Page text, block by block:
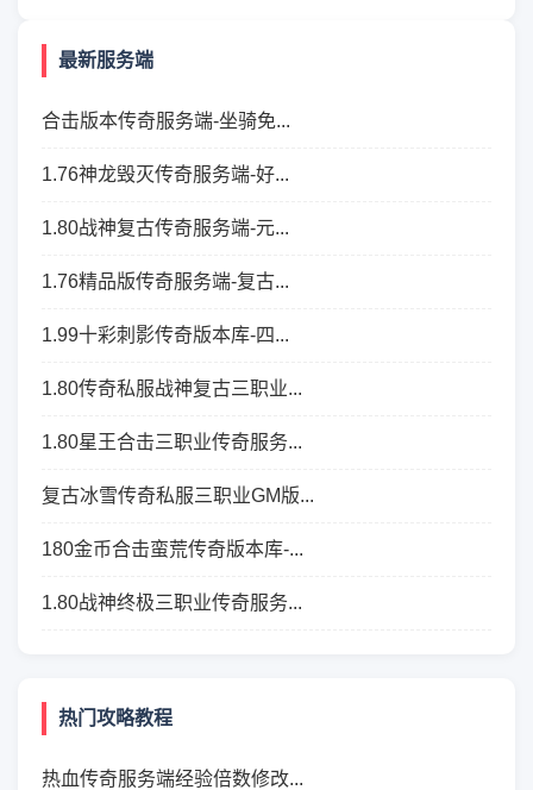
最新服务端
合击版本传奇服务端-坐骑免...
1.76神龙毁灭传奇服务端-好...
1.80战神复古传奇服务端-元...
1.76精品版传奇服务端-复古...
1.99十彩刺影传奇版本库-四...
1.80传奇私服战神复古三职业...
1.80星王合击三职业传奇服务...
复古冰雪传奇私服三职业GM版...
180金币合击蛮荒传奇版本库-...
1.80战神终极三职业传奇服务...
热门攻略教程
热血传奇服务端经验倍数修改...